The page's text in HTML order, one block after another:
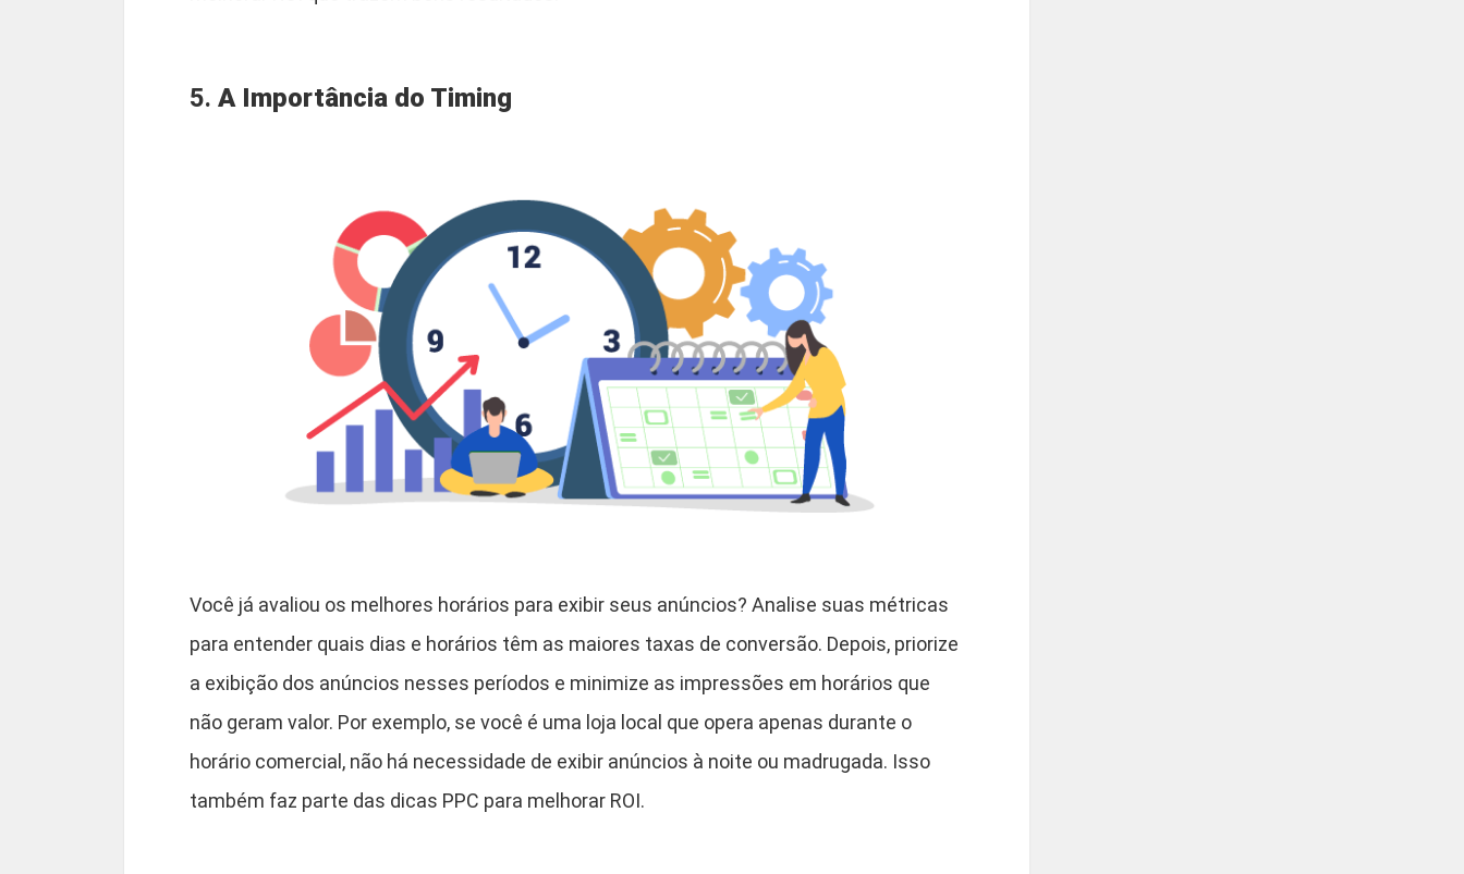
5. A Importância do Timing
Você já avaliou os melhores horários para exibir seus anúncios? Analise suas métricas
para entender quais dias e horários têm as maiores taxas de conversão. Depois, priorize
a exibição dos anúncios nesses períodos e minimize as impressões em horários que
não geram valor. Por exemplo, se você é uma loja local que opera apenas durante o
horário comercial, não há necessidade de exibir anúncios à noite ou madrugada. Isso
também faz parte das dicas PPC para melhorar ROI.